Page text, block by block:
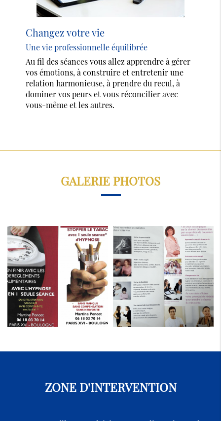
Changez votre vie
Une vie professionnelle équilibrée
Au fil des séances vous allez apprendre à gérer
vos émotions, à construire et entretenir une
relation harmonieuse, à prendre du recul, à
dominer vos peurs et vous réconcilier avec
vous-même et les autres.
GALERIE PHOTOS
ZONE D'INTERVENTION